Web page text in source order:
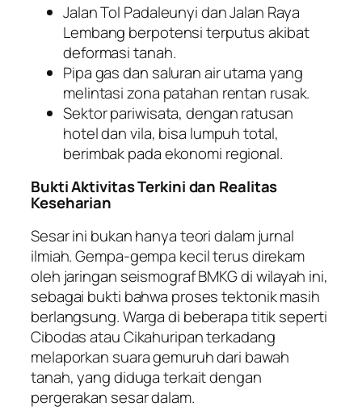
Jalan Tol Padaleunyi dan Jalan Raya
Lembang berpotensi terputus akibat
deformasi tanah.
Pipa gas dan saluran air utama yang
melintasi zona patahan rentan rusak.
Sektor pariwisata, dengan ratusan
hotel dan vila, bisa lumpuh total,
berimbak pada ekonomi regional.
Bukti Aktivitas Terkini dan Realitas
Keseharian
Sesar ini bukan hanya teori dalam jurnal
ilmiah. Gempa-gempa kecil terus direkam
oleh jaringan seismograf BMKG di wilayah ini,
sebagai bukti bahwa proses tektonik masih
berlangsung. Warga di beberapa titik seperti
Cibodas atau Cikahuripan terkadang
melaporkan suara gemuruh dari bawah
tanah, yang diduga terkait dengan
pergerakan sesar dalam.